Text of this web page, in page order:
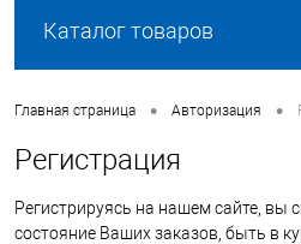
Каталог товаров
Главная страница • Авторизация •
Регистрация
Регистрируясь на нашем сайте, вы
состояние Ваших заказов, быть в